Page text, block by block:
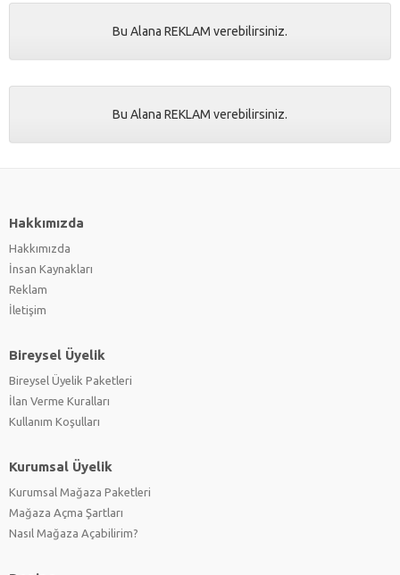
Bu Alana REKLAM verebilirsiniz.
Bu Alana REKLAM verebilirsiniz.
Hakkımızda
Hakkımızda
İnsan Kaynakları
Reklam
İletişim
Bireysel Üyelik
Bireysel Üyelik Paketleri
İlan Verme Kuralları
Kullanım Koşulları
Kurumsal Üyelik
Kurumsal Mağaza Paketleri
Mağaza Açma Şartları
Nasıl Mağaza Açabilirim?